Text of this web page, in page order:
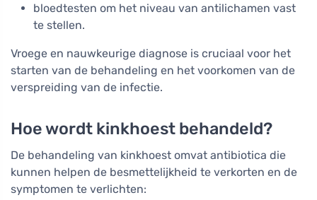
bloedtesten om het niveau van antilichamen vast
te stellen.
Vroege en nauwkeurige diagnose is cruciaal voor het
starten van de behandeling en het voorkomen van de
verspreiding van de infectie.
Hoe wordt kinkhoest behandeld?
De behandeling van kinkhoest omvat antibiotica die
kunnen helpen de besmettelijkheid te verkorten en de
symptomen te verlichten: